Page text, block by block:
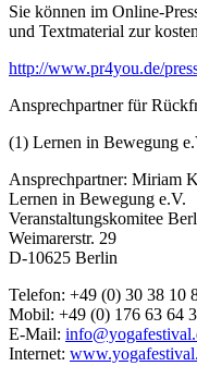
Sie können im Online-
und Textmaterial zur
http://www.pr4you.de/
Ansprechpartner für
(1) Lernen in Bewegung
Ansprechpartner: Miriam
Lernen in Bewegung e.V.
Veranstaltungskomitee
Weimarerstr. 29
D-10625 Berlin
Telefon: +49 (0) 30 38 10
Mobil: +49 (0) 176 63 64
E-Mail:
Internet: